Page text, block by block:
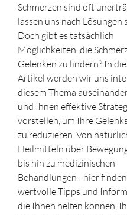
Schmerzen sind oft
lassen uns nach Lösungen
Doch gibt es tatsächlich
Möglichkeiten, die
Gelenken zu lindern? In
Artikel werden wir uns
diesem Thema
und Ihnen effektive
vorstellen, um Ihre
zu reduzieren. Von
Heilmitteln über
bis hin zu medizinischen
Behandlungen - hier
wertvolle Tipps und
die Ihnen helfen können,